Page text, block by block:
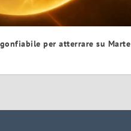
per atterrare su Marte